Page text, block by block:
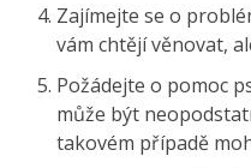
Zajímejte se o
vám chtějí věnovat,
Požádejte o pomoc
může být
takovém případě